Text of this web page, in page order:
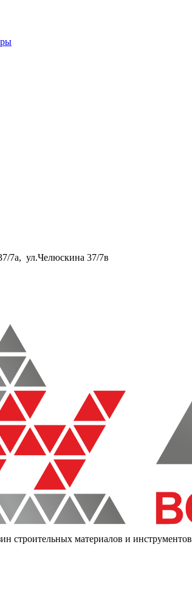
7а, ул.Челюскина 37/7в
строительных материалов и инструментов